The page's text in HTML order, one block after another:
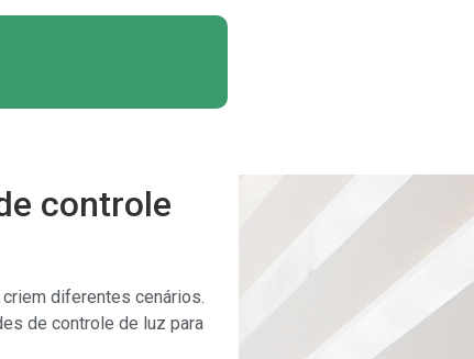
controle
diferentes cenários.
de controle de luz para